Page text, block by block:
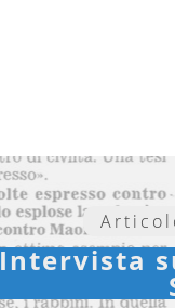
Intervista